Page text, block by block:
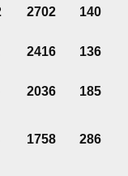
2702 140
2416 136
2036 185
1758 286